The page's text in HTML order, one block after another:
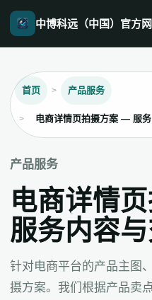
中博科远（中国）官方
首页 产品服务
电商详情页拍摄方案 — 服
产品服务
电商详情
服务内容
针对电商平台的产品主图
摄方案。我们根据产品卖